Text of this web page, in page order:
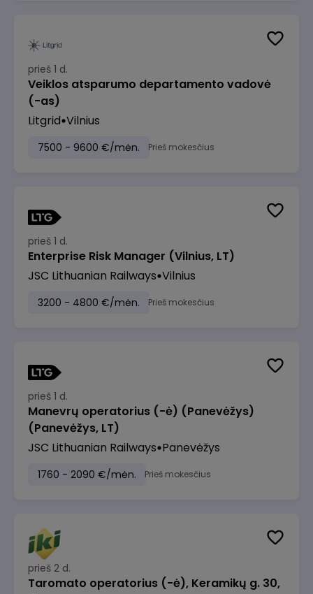
prieš 1 d.
Veiklos atsparumo departamento vadovė
(-as)
Litgrid Vilnius
7500 - 9600 €/mėn. Prieš mokesčius
prieš 1 d.
Enterprise Risk Manager (Vilnius, LT)
JSC Lithuanian Railways Vilnius
3200 - 4800 €/mėn. Prieš mokesčius
prieš 1 d.
Manevrų operatorius (-ė) (Panevėžys)
(Panevėžys, LT)
JSC Lithuanian Railways Panevėžys
1760 - 2090 €/mėn. Prieš mokesčius
prieš 2 d.
Taromato operatorius (-ė), Keramikų g. 30,